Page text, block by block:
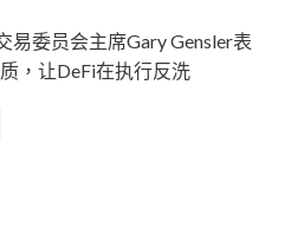
易委员会主席Gary Gensler表
，让DeFi在执行反洗